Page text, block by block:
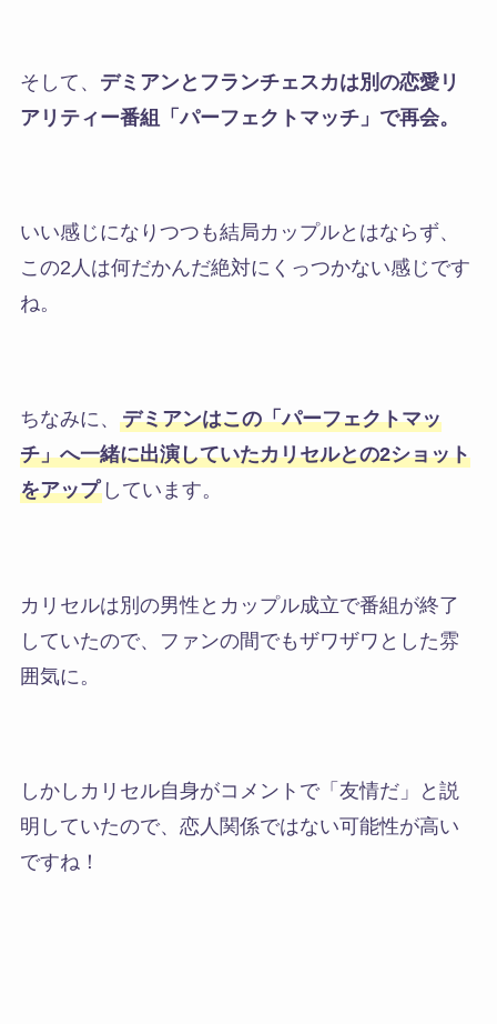
そして、 デミアンとフランチェスカは別の恋愛リ
アリティー番組「パーフェクトマッチ」で再会。
いい感じになりつつも結局カップルとはならず、
この2人は何だかんだ絶対にくっつかない感じです
ね。
ちなみに、 デミアンはこの「パーフェクトマッ
チ」へ一緒に出演していたカリセルとの2ショット
をアップしています。
カリセルは別の男性とカップル成立で番組が終了
していたので、ファンの間でもザワザワとした雰
囲気に。
しかしカリセル自身がコメントで「友情だ」と説
明していたので、恋人関係ではない可能性が高い
ですね！